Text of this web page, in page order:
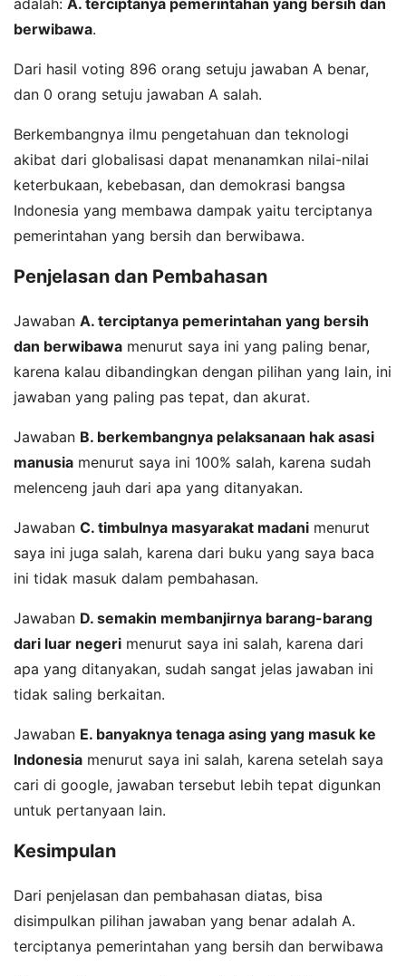
adalah: A. terciptanya pemerintahan yang bersih dan
berwibawa.
Dari hasil voting 896 orang setuju jawaban A benar,
dan 0 orang setuju jawaban A salah.
Berkembangnya ilmu pengetahuan dan teknologi
akibat dari globalisasi dapat menanamkan nilai-nilai
keterbukaan, kebebasan, dan demokrasi bangsa
Indonesia yang membawa dampak yaitu terciptanya
pemerintahan yang bersih dan berwibawa.
Penjelasan dan Pembahasan
Jawaban A. terciptanya pemerintahan yang bersih
dan berwibawa menurut saya ini yang paling benar,
karena kalau dibandingkan dengan pilihan yang lain, ini
jawaban yang paling pas tepat, dan akurat.
Jawaban B. berkembangnya pelaksanaan hak asasi
manusia menurut saya ini 100% salah, karena sudah
melenceng jauh dari apa yang ditanyakan.
Jawaban C. timbulnya masyarakat madani menurut
saya ini juga salah, karena dari buku yang saya baca
ini tidak masuk dalam pembahasan.
Jawaban D. semakin membanjirnya barang-barang
dari luar negeri menurut saya ini salah, karena dari
apa yang ditanyakan, sudah sangat jelas jawaban ini
tidak saling berkaitan.
Jawaban E. banyaknya tenaga asing yang masuk ke
Indonesia menurut saya ini salah, karena setelah saya
cari di google, jawaban tersebut lebih tepat digunkan
untuk pertanyaan lain.
Kesimpulan
Dari penjelasan dan pembahasan diatas, bisa
disimpulkan pilihan jawaban yang benar adalah A.
terciptanya pemerintahan yang bersih dan berwibawa